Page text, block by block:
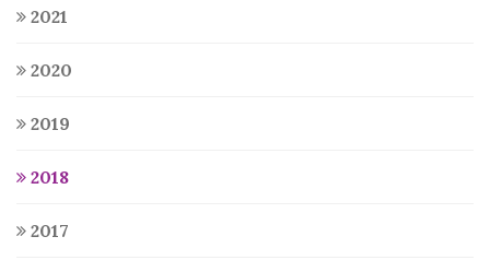
2021
2020
2019
2018
2017